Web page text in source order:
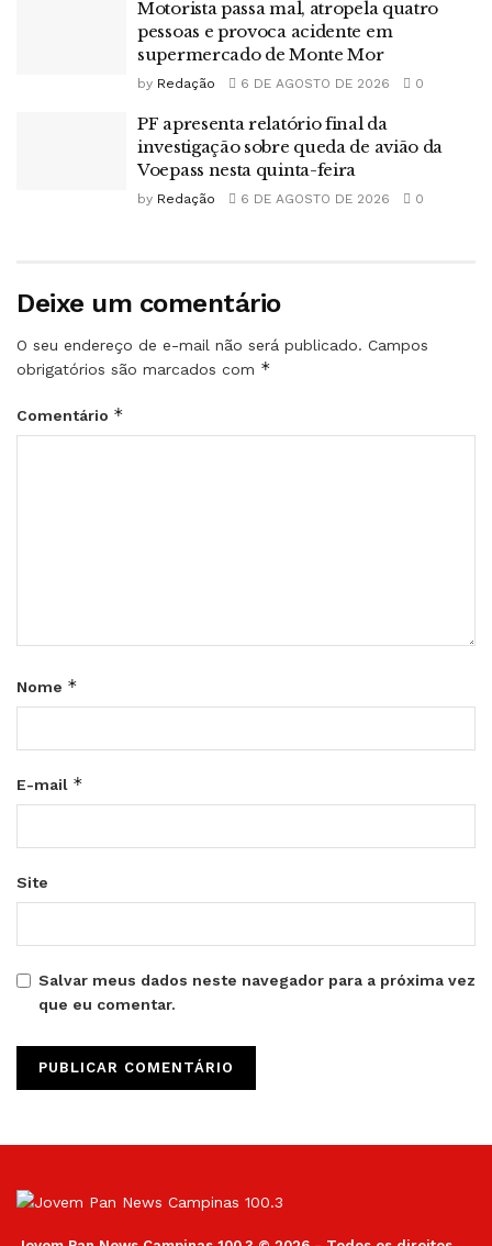
Motorista passa mal, atropela quatro
pessoas e provoca acidente em
supermercado de Monte Mor
by Redação 6 DE AGOSTO DE 2026 0
PF apresenta relatório final da
investigação sobre queda de avião da
Voepass nesta quinta-feira
by Redação 6 DE AGOSTO DE 2026 0
Deixe um comentário
O seu endereço de e-mail não será publicado. Campos
obrigatórios são marcados com *
Comentário *
Nome *
E-mail *
Site
Salvar meus dados neste navegador para a próxima vez
que eu comentar.